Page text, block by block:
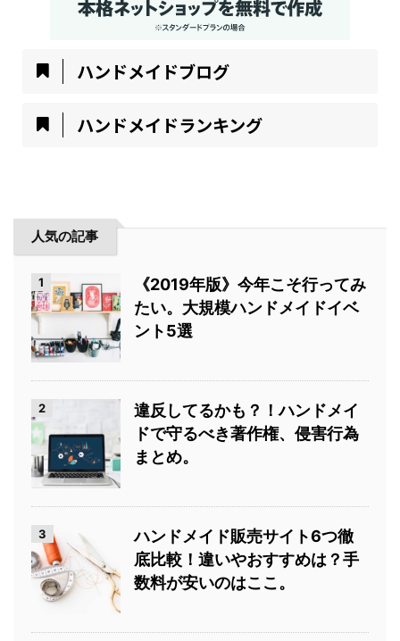
ハンドメイドブログ
ハンドメイドランキング
人気の記事
1
《2019年版》今年こそ行ってみ
たい。大規模ハンドメイドイベ
ント5選
2
違反してるかも？！ハンドメイ
ドで守るべき著作権、侵害行為
まとめ。
3
ハンドメイド販売サイト6つ徹
底比較！違いやおすすめは？手
数料が安いのはここ。